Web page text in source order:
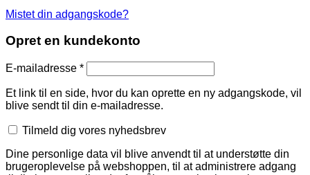
Mistet din adgangskode?
Opret en kundekonto
E-mailadresse *
Et link til en side, hvor du kan oprette en ny adgangskode, vil
blive sendt til din e-mailadresse.
Tilmeld dig vores nyhedsbrev
Dine personlige data vil blive anvendt til at understøtte din
brugeroplevelse på webshoppen, til at administrere adgang